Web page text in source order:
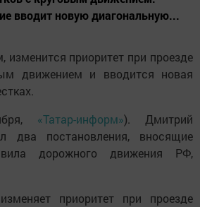
вводит новую диагональную...
изменится приоритет при проезде
движением и вводится новая
«Татар-информ»). Дмитрий
два постановления, вносящие
дорожного движения РФ,
приоритет при проезде